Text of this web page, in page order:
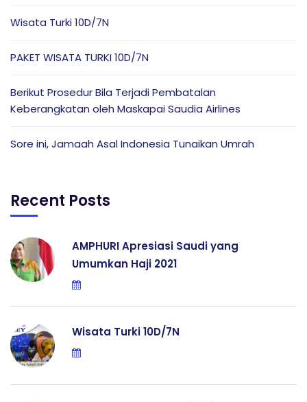
Wisata Turki 10D/7N
PAKET WISATA TURKI 10D/7N
Berikut Prosedur Bila Terjadi Pembatalan
Keberangkatan oleh Maskapai Saudia Airlines
Sore ini, Jamaah Asal Indonesia Tunaikan Umrah
Recent Posts
AMPHURI Apresiasi Saudi yang
Umumkan Haji 2021
Wisata Turki 10D/7N